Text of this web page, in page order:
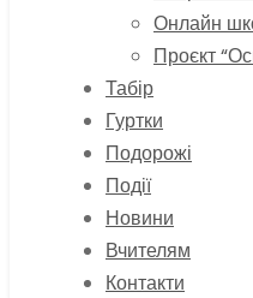
Онлайн
Проєкт
Табір
Гуртки
Подорожі
Події
Новини
Вчителям
Контакти